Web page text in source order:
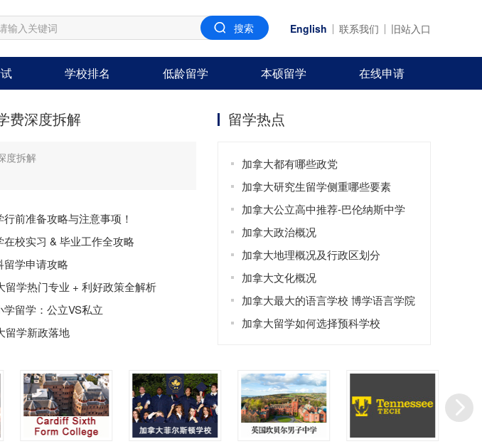
English 联系我们 旧站入口
学校排名 低龄留学 本硕留学 在线申请
费深度拆解
度拆解
前准备攻略与注意事项！
在校实习 & 毕业工作全攻略
留学申请攻略
留学热门专业 + 利好政策全解析
学留学：公立VS私立
留学新政落地
留学热点
加拿大都有哪些政党
加拿大研究生留学侧重哪些要素
加拿大公立高中推荐-巴伦纳斯中学
加拿大政治概况
加拿大地理概况及行政区划分
加拿大文化概况
加拿大最大的语言学校 博学语言学院
加拿大留学如何选择预科学校